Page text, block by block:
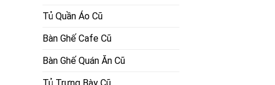
Tủ Quần Áo Cũ
Bàn Ghế Cafe Cũ
Bàn Ghế Quán Ăn Cũ
Tủ Trưng Bày Cũ